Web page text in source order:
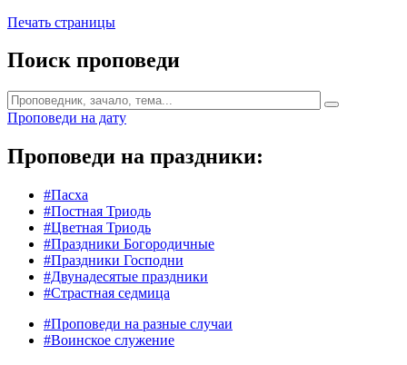
Печать страницы
Поиск проповеди
Проповеди на дату
Проповеди на праздники:
#Пасха
#Постная Триодь
#Цветная Триодь
#Праздники Богородичные
#Праздники Господни
#Двунадесятые праздники
#Страстная седмица
#Проповеди на разные случаи
#Воинское служение